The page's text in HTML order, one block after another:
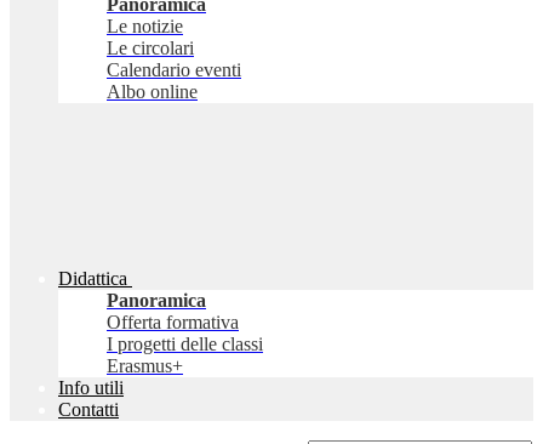
Panoramica
Le notizie
Le circolari
Calendario eventi
Albo online
Didattica
Panoramica
Offerta formativa
I progetti delle classi
Erasmus+
Info utili
Contatti